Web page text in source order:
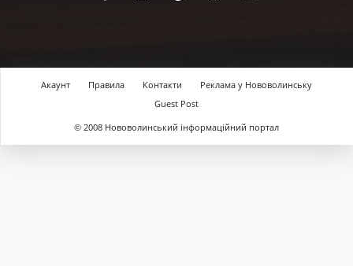
Акаунт Правила Контакти
Реклама у Нововолинську
Guest Post
© 2008 Нововолинський інформаційний портал